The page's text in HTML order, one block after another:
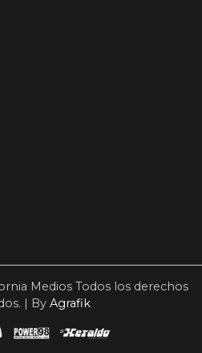
Medios Todos los derechos
| By Agrafik